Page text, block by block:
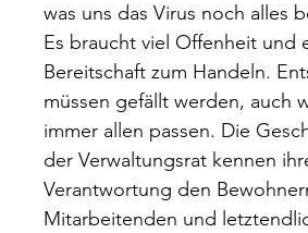
was uns das Virus noch alles
Es braucht viel Offenheit und
Bereitschaft zum Handeln.
müssen gefällt werden, auch
immer allen passen. Die
der Verwaltungsrat kennen
Verantwortung den
Mitarbeitenden und